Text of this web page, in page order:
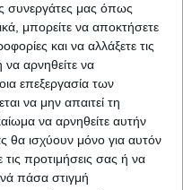
συνεργάτες μας όπως
μπορείτε να αποκτήσετε
και να αλλάξετε τις
να αρνηθείτε να
επεξεργασία των
να μην απαιτεί τη
να αρνηθείτε αυτήν
θα ισχύουν μόνο για αυτόν
προτιμήσεις σας ή να
πάσα στιγμή
καλάθι